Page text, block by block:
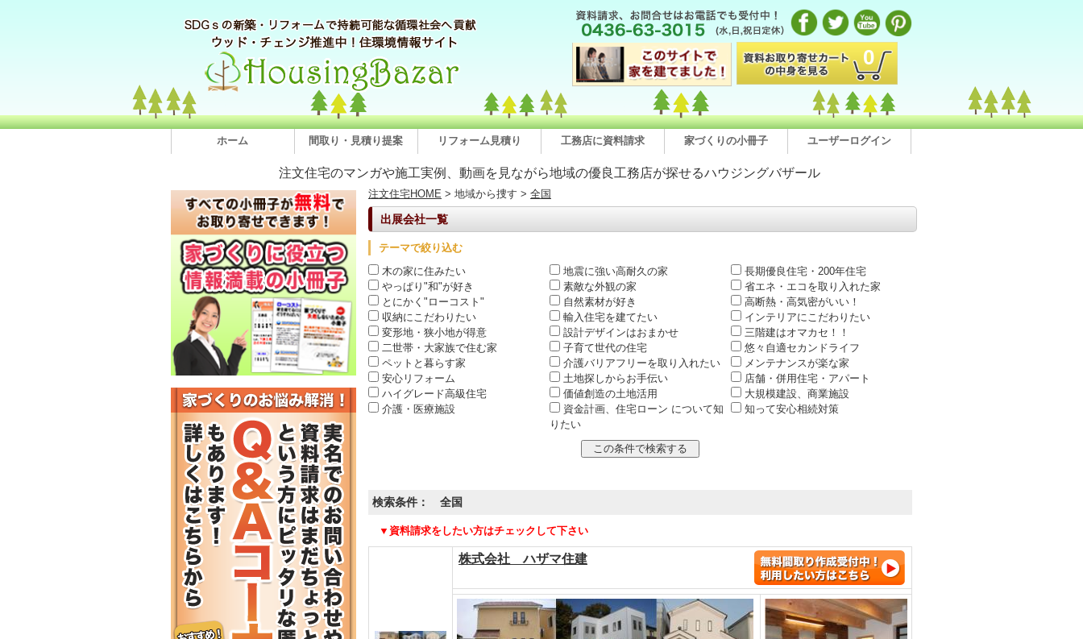
0
ホーム 間取り・見積り提案 リフォーム見積り 工務店に資料請求 家づくりの小冊子 ユーザーログイン
注文住宅のマンガや施工実例、動画を見ながら地域の優良工務店が探せるハウジングバザール
注文住宅HOME > 地域から捜す > 全国
出展会社一覧
テーマで絞り込む
木の家に住みたい
地震に強い高耐久の家
長期優良住宅・200年住宅
やっぱり"和"が好き
素敵な外観の家
省エネ・エコを取り入れた家
とにかく"ローコスト"
自然素材が好き
高断熱・高気密がいい！
収納にこだわりたい
輸入住宅を建てたい
インテリアにこだわりたい
変形地・狭小地が得意
設計デザインはおまかせ
三階建はオマカセ！！
二世帯・大家族で住む家
子育て世代の住宅
悠々自適セカンドライフ
ペットと暮らす家
介護バリアフリーを取り入れたい
メンテナンスが楽な家
安心リフォーム
土地探しからお手伝い
店舗・併用住宅・アパート
ハイグレード高級住宅
価値創造の土地活用
大規模建設、商業施設
介護・医療施設
資金計画、住宅ローン について知
りたい
知って安心相続対策
検索条件： 全国
▼資料請求をしたい方はチェックして下さい
株式会社 ハザマ住建